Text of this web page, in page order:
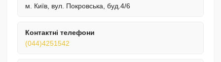
м. Київ, вул. Покровська, буд.4/6
Контактні телефони
(044)4251542